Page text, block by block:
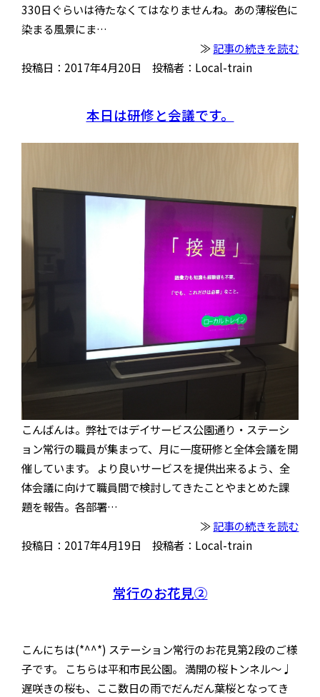
330日ぐらいは待たなくてはなりませんね。あの薄桜色に
染まる風景にま…
≫記事の続きを読む
投稿日：2017年4月20日 投稿者：Local-train
本日は研修と会議です。
こんばんは。弊社ではデイサービス公園通り・ステーシ
ョン常行の職員が集まって、月に一度研修と全体会議を開
催しています。 より良いサービスを提供出来るよう、全
体会議に向けて職員間で検討してきたことやまとめた課
題を報告。各部署…
≫記事の続きを読む
投稿日：2017年4月19日 投稿者：Local-train
常行のお花見②
こんにちは(*^^*) ステーション常行のお花見第2段のご様
子です。 こちらは平和市民公園。 満開の桜トンネル〜♩
遅咲きの桜も、ここ数日の雨でだんだん葉桜となってき